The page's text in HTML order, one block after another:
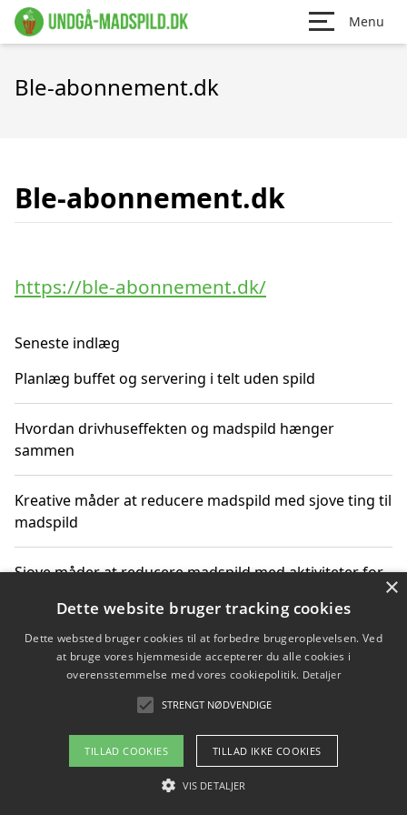
Menu
Ble-abonnement.dk
Ble-abonnement.dk
https://ble-abonnement.dk/
Seneste indlæg
Planlæg buffet og servering i telt uden spild
Hvordan drivhuseffekten og madspild hænger
sammen
Kreative måder at reducere madspild med sjove ting til
madspild
Sjove måder at reducere madspild med aktiviteter for
Hvor finder jeg nemme måltidskasser i Vejle
Om / kontakt
Blog Betingelser
×
Dette website bruger tracking cookies
Dette websted bruger cookies til at forbedre brugeroplevelsen. Ved
at bruge vores hjemmeside accepterer du alle cookies i
overensstemmelse med vores cookiepolitik. Detaljer
STRENGT NØDVENDIGE
TILLAD COOKIES TILLAD IKKE COOKIES
VIS DETALJER